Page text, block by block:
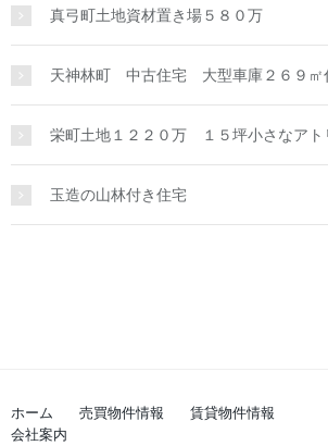
真弓町土地資材置き場５８０万
天神林町 中古住宅 大型車庫２６９
栄町土地１２２０万 １５坪小さなアト
玉造の山林付き住宅
ホーム 売買物件情報
賃貸物件情報
会社案内